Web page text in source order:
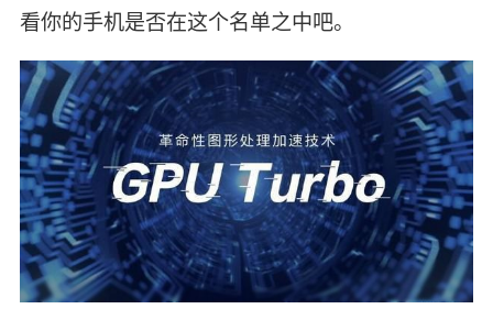
看你的手机是否在这个名单之中吧。